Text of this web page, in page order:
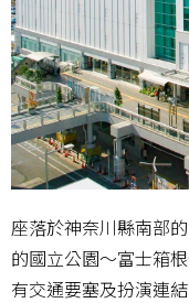
座落於神奈川縣南部
的國立公園～富士箱
有交通要塞及扮演連